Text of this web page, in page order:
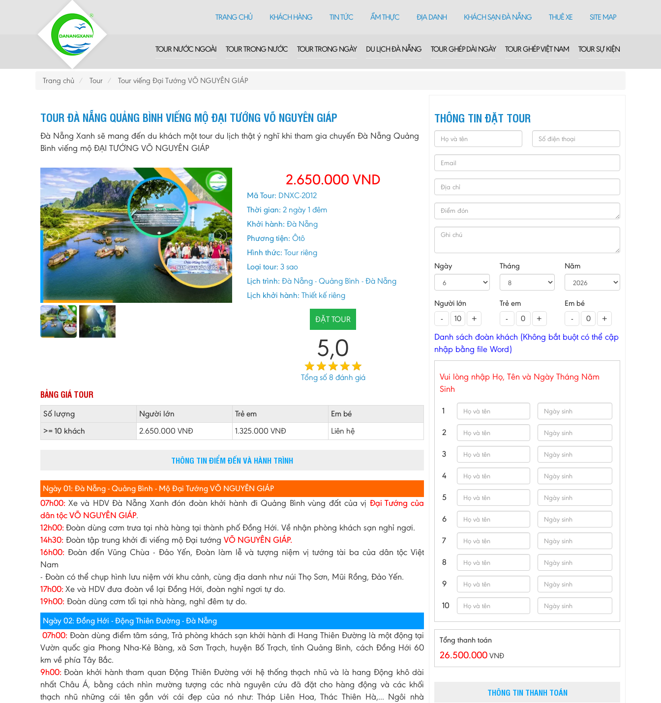
TRANG CHỦ KHÁCH HÀNG TIN TỨC ẨM THỰC ĐỊA DANH KHÁCH SẠN ĐÀ NẴNG THUÊ XE SITE MAP
TOUR NƯỚC NGOÀI TOUR TRONG NƯỚC TOUR TRONG NGÀY DU LỊCH ĐÀ NẴNG TOUR GHÉP DÀI NGÀY TOUR GHÉP VIỆT NAM TOUR SỰ KIỆN
Trang chủ Tour Tour viếng Đại Tướng VÕ NGUYÊN GIÁP
TOUR ĐÀ NẴNG QUẢNG BÌNH VIẾNG MỘ ĐẠI TƯỚNG VÕ NGUYÊN GIÁP
Đà Nẵng Xanh sẽ mang đến du khách một tour du lịch thật ý nghĩ khi tham gia chuyến Đà Nẵng Quảng
Bình viếng mộ ĐẠI TƯỚNG VÕ NGUYÊN GIÁP
2.650.000 VND
Mã Tour: DNXC-2012
Thời gian: 2 ngày 1 đêm
Khởi hành: Đà Nẵng
Phương tiện: Ôtô
Hình thức: Tour riêng
Loại tour: 3 sao
Lịch trình: Đà Nẵng - Quảng Bình - Đà Nẵng
Lịch khởi hành: Thiết kế riêng
ĐẶT TOUR
5,0
Tổng số8 đánh giá
BẢNG GIÁ TOUR
Số lượng Người lớn Trẻ em
Em bé
>= 10 khách
2.650.000 VNĐ 1.325.000 VNĐ Liên hệ
THÔNG TIN ĐIỂM ĐẾN VÀ HÀNH TRÌNH
Ngày 01: Đà Nẵng - Quảng Bình - Mộ Đại Tướng VÕ NGUYÊN GIÁP
07h00: Xe và HDV Đà Nẵng Xanh đón đoàn khởi hành đi Quảng Bình vùng đất của vị Đại Tướng của
dân tộc VÕ NGUYÊN GIÁP.
12h00: Đoàn dùng cơm trưa tại nhà hàng tại thành phố Đồng Hới. Về nhận phòng khách sạn nghỉ ngơi.
14h30: Đoàn tập trung khởi đi viếng mộ Đại tướng VÕ NGUYÊN GIÁP.
16h00: Đoàn đến Vũng Chùa - Đảo Yến, Đoàn làm lễ và tượng niệm vị tướng tài ba của dân tộc Việt
Nam
- Đoàn có thể chụp hình lưu niệm với khu cảnh, cùng địa danh như núi Thọ Sơn, Mũi Rồng, Đảo Yến.
17h00: Xe và HDV đưa đoàn về lại Đồng Hới, đoàn nghỉ ngơi tự do.
19h00: Đoàn dùng cơm tối tại nhà hàng, nghỉ đêm tự do.
Ngày 02: Đồng Hới - Động Thiên Đường - Đà Nẵng
07h00: Đoàn dùng điểm tâm sáng, Trả phòng khách sạn khởi hành đi Hang Thiên Đường là một động tại
Vườn quốc gia Phong Nha-Kẻ Bàng, xã Sơn Trạch, huyện Bố Trạch, tỉnh Quảng Bình, cách Đồng Hới 60
km về phía Tây Bắc.
9h00:Đoàn khởi hành tham quan Động Thiên Đường với hệ thống thạch nhũ và là hang Động khô dài
nhất Châu Á, bằng cách nhìn mường tượng các nhà nguyên cứu đã đặt cho hàng động và các khối
thạch nhũ những cái tên gắn với cái đẹp của nó như: Tháp Liên Hoa, Thác Thiên Hà,... Ngôi nhà
THÔNG TIN ĐẶT TOUR
Ngày Tháng Năm
Người lớn
+
-
Trẻ em
+
-
Em bé
+
-
Danh sách đoàn khách (Không bắt buột có thể cập
nhập bằng file Word)
Vui lòng nhập Họ, Tên và Ngày Tháng Năm
Sinh
1
2
3
4
5
6
7
8
9
10
Tổng thanh toán
26.500.000 VNĐ
THÔNG TIN THANH TOÁN